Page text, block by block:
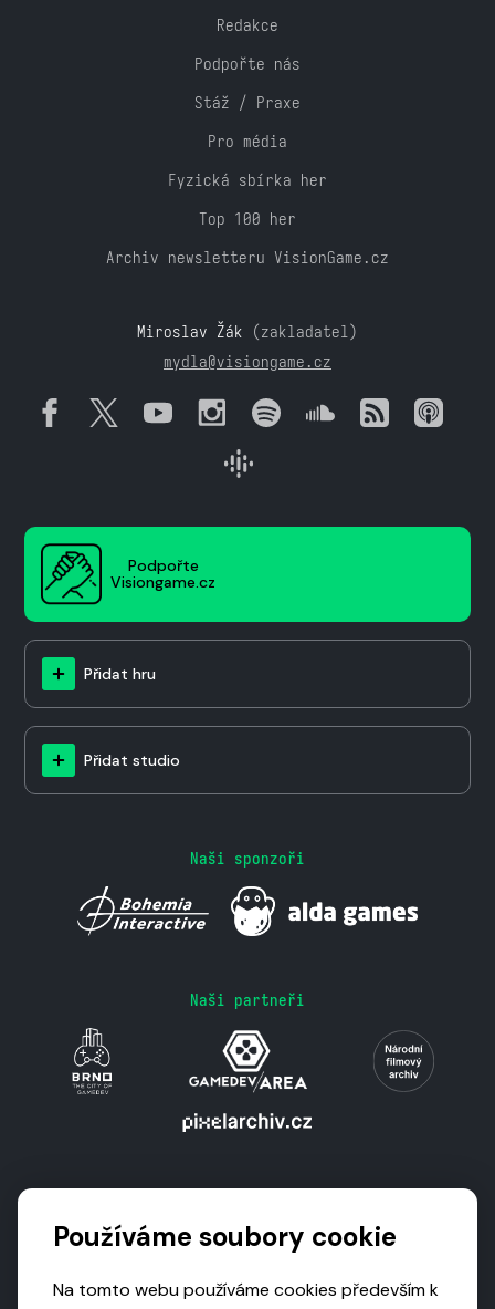
Redakce
Podpořte nás
Stáž / Praxe
Pro média
Fyzická sbírka her
Top 100 her
Archiv newsletteru VisionGame.cz
Miroslav Žák (zakladatel)
mydla@visiongame.cz
Podpořte
Visiongame.cz
Přidat hru
Přidat studio
Naši sponzoři
Naši partneři
Používáme soubory cookie
Na tomto webu používáme cookies především k